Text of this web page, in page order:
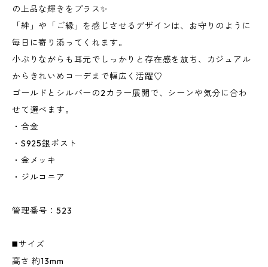
の上品な輝きをプラス✨
「絆」や「ご縁」を感じさせるデザインは、お守りのように
毎日に寄り添ってくれます。
小ぶりながらも耳元でしっかりと存在感を放ち、カジュアル
からきれいめコーデまで幅広く活躍♡
ゴールドとシルバーの2カラー展開で、シーンや気分に合わ
せて選べます。
・合金
・S925銀ポスト
・金メッキ
・ジルコニア
管理番号：523
◼️サイズ
高さ 約13mm